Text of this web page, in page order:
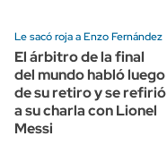
Le sacó roja a Enzo Fernández
El árbitro de la final
del mundo habló luego
de su retiro y se refirió
a su charla con Lionel
Messi